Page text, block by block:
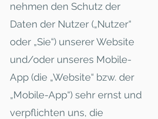
nehmen den Schutz der
Daten der Nutzer („Nutzer“
oder „Sie“) unserer Website
und/oder unseres Mobile-
App (die „Website“ bzw. der
„Mobile-App“) sehr ernst und
verpflichten uns, die